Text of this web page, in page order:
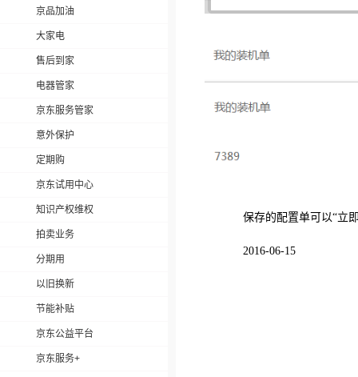
京品加油
大家电
售后到家
电器管家
京东服务管家
意外保护
定期购
京东试用中心
知识产权维权
拍卖业务
分期用
以旧换新
节能补贴
京东公益平台
京东服务+
保存的配置单可以“立
2016-06-15